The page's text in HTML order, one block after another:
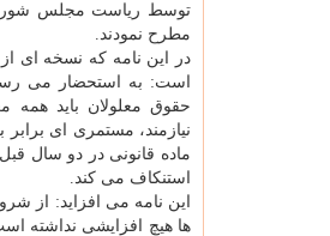
توسط ریاست مجلس شورای
مطرح نمودند.
در این نامه که نسخه ای از
حقوق معلولان باید همه
نیازمند، مستمری ای
استنکاف می کند.